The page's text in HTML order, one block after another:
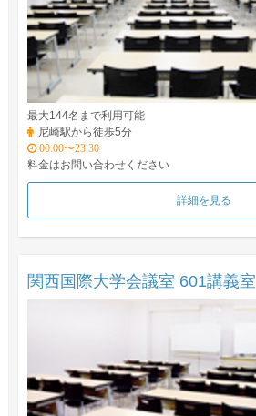
最大144名まで利用可能
尼崎駅から徒歩5分
00:00〜23:30
料金はお問い合わせください
詳細を見る
関西国際大学会議室 601講義室